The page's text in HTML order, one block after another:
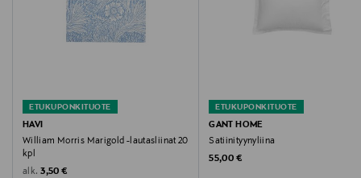
ETUKUPONKITUOTE
HAVI
William Morris Marigold -lautasliinat 20
kpl
alk. Original Price
3,50 €
ETUKUPONKITUOTE
GANT HOME
Satiinityynyliina
Original Price
55,00 €